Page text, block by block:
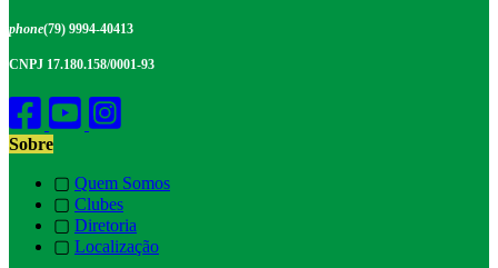
phone(79) 9994-40413
CNPJ 17.180.158/0001-93
Sobre
▢ Quem Somos
▢ Clubes
▢ Diretoria
▢ Localização